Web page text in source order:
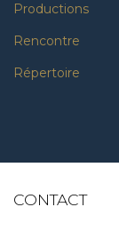
Productions
Rencontre
Répertoire
CONTACT